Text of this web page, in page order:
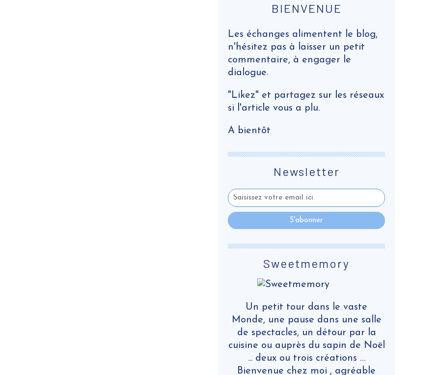
Newsletter
Sweetmemory
Un petit tour dans le vaste
Monde, une pause dans une salle
de spectacles, un détour par la
cuisine ou auprès du sapin de Noël
... deux ou trois créations …
Bienvenue chez moi , agréable
BIENVENUE
Les échanges alimentent le blog,
n'hésitez pas à laisser un petit
commentaire, à engager le
dialogue.
"Likez" et partagez sur les réseaux
si l'article vous a plu.
A bientôt